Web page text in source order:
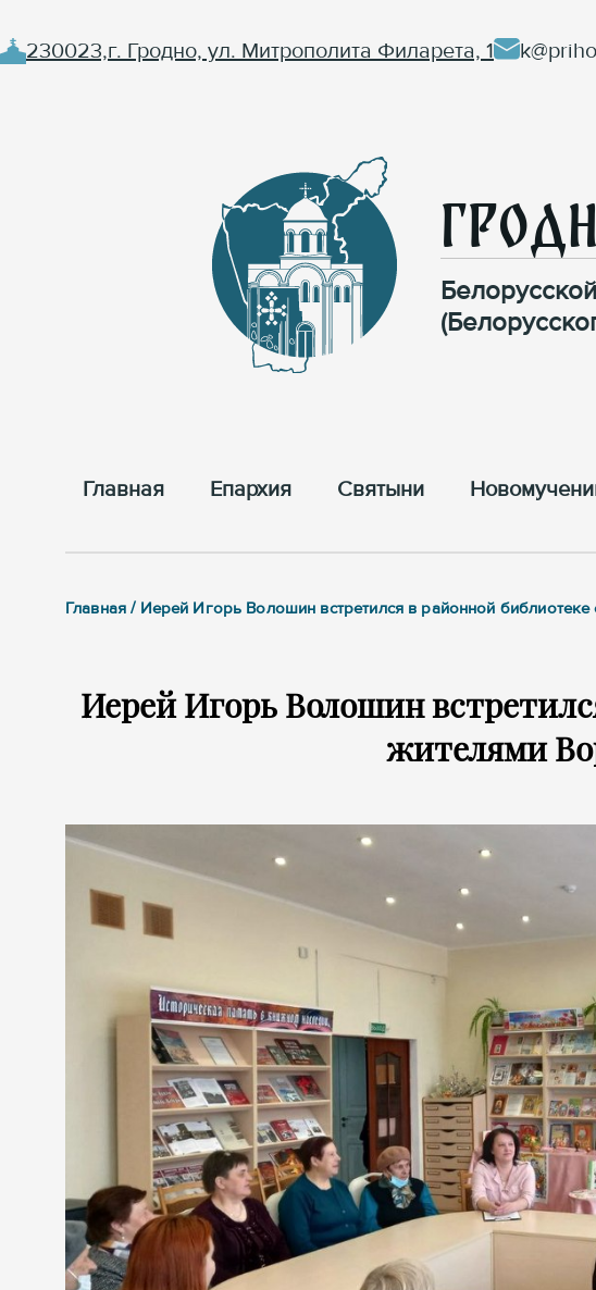
230023,г. Гродно, ул. Митрополита Филарета, 1
Главная Епархия Cвятыни
Главная / Иерей Игорь Волошин встретился в районной
Иерей Игорь Волошин
жителями